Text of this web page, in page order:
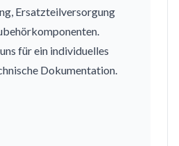
Ersatzteilversorgung
für ein individuelles
Dokumentation.